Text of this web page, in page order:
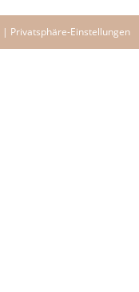
| Privatsphäre-Einstellungen